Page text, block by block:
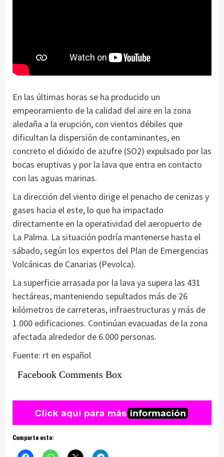
En las últimas horas se ha producido un
empeoramiento de la calidad del aire en la zona
aledaña a la erupción, con vientos débiles que
dificultan la dispersión de contaminantes, en
concreto el dióxido de azufre (SO2) expulsado por las
bocas eruptivas y por la lava que entra en contacto
con las aguas marinas.
La dirección del viento dirige el penacho de cenizas y
gases hacia el este, lo que ha impactado
directamente en la operatividad del aeropuerto de
La Palma. La situación podría mantenerse hasta el
sábado, según los expertos del Plan de Emergencias
Volcánicas de Canarias (Pevolca).
La superficie arrasada por la lava ya supera las 431
hectáreas, manteniendo sepultados más de 26
kilómetros de carreteras, infraestructuras y más de
1.000 edificaciones. Continúan evacuadas de la zona
afectada alrededor de 6.000 personas.
Fuente: rt en español
Facebook Comments Box
Comparte esto: